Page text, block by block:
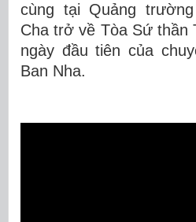
cùng tại Quảng
Cha trở về Tòa Sứ thần
ngày đầu tiên của
Ban Nha.